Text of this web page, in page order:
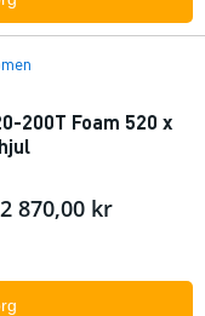
200T Foam 520 x
2 870,00 kr